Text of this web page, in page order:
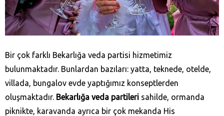
Bir çok farklı Bekarlığa veda partisi hizmetimiz
bulunmaktadır. Bunlardan bazıları: yatta, teknede, otelde,
villada, bungalov evde yaptığımız konseptlerden
oluşmaktadır. Bekarlığa veda partileri sahilde, ormanda
piknikte, karavanda ayrıca bir çok mekanda His